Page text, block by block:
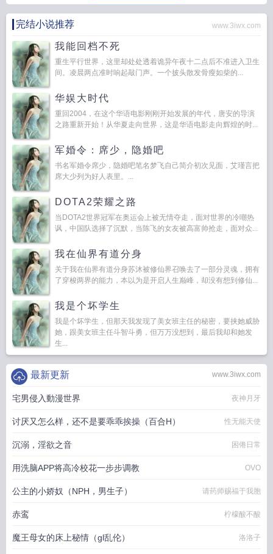
完结小说推荐 www.3iwx.com
我能回档不死
重生平行世界，这里却处处透着诡异午夜十二点后不准进入卫生
间。凌晨两点准时响起敲门声。一个披头散发骨瘦如柴的...
华娱大时代
重回2004，在这个华语电影刚刚开始发展的年代，唐安的导演
之路重新开始！从华夏走向世界，这是华语电影走向辉煌的时...
军婚令：席少，隐婚吧
书名军婚令席少，隐婚吧笔名梦飞自己简介初次见面，艾瑾言把
席大少列为好人表里。...
DOTA2荣耀之路
当DOTA2世界冠军在奥运会上被无情夺走，面对世界的冷嘲热
讽，中国队选择了沉默，当陈飞的女友被高富帅抢走，面对众...
我在仙界有道分身
关于我在仙界有道分身苏沐被修仙界召唤去了一部分灵魂，拥有
了穿梭两界的能力，本以为是开启人生巅峰，却没有想到修仙...
我是个坏学生
我是个坏学生，但那天我发现了美女班主任的秘密，要挟她威胁
她，跟美女班主任斗智斗勇，但万万没想到，最后我却和她发
生...
www.3iwx.com
最新更新
宅男侵入動漫世界 夜神月牙
讨厌又怎么样，还不是要乖乖挨操（百合H） 性无能天使
沉溺，淫欲之音 困倦日常
用洗脑APP将高冷校花一步步调教 OVO
公主的小娇奴（NPH，男生子） 请药师赐福于我胞
赤鸾 柠檬酸不酸
魔王母女的床上秘情（gl乱伦） 洛洛子